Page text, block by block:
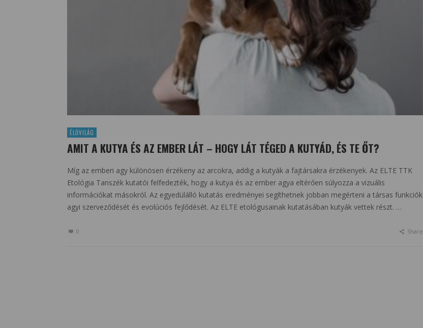
ÉLŐVILÁG
AMIT A KUTYA ÉS AZ EMBER LÁT – HOGY LÁT TÉGED A KUTYÁD, ÉS TE ŐT?
Míg az emberi agy különösen érzékeny az arcokra, addig a kutyák a fajtársakra érzékenyek. Az ELTE TTK
Etológia Tanszék kutatói felfedezték, hogy a kutya és az ember agya eltérően súlyozza a vizuális
információkat másokról. Az egyedülálló kutatás eredményei segíthetnek jobban megérteni a társas funkciók
agyi szerveződését és evolúciós fejlődését. Az ELTE etológusainak kutatásában kutyák vettek részt. …
0 Share